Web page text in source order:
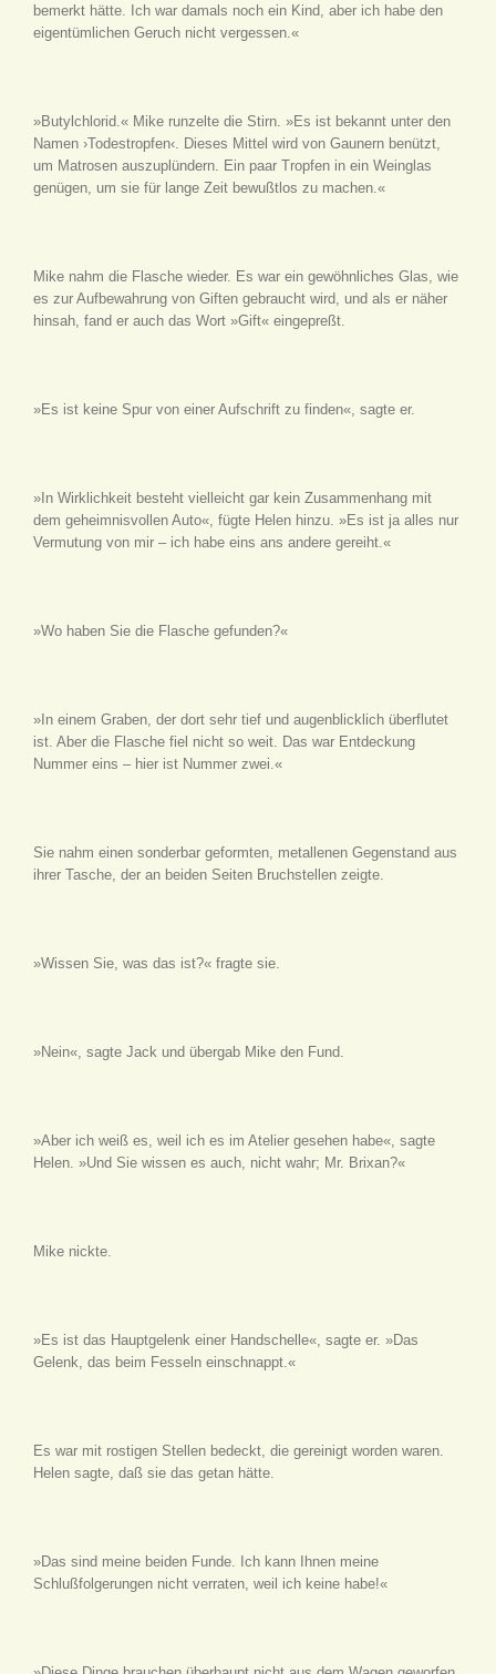
bemerkt hätte. Ich war damals noch ein Kind, aber ich habe den
eigentümlichen Geruch nicht vergessen.«
»Butylchlorid.« Mike runzelte die Stirn. »Es ist bekannt unter den
Namen ›Todestropfen‹. Dieses Mittel wird von Gaunern benützt,
um Matrosen auszuplündern. Ein paar Tropfen in ein Weinglas
genügen, um sie für lange Zeit bewußtlos zu machen.«
Mike nahm die Flasche wieder. Es war ein gewöhnliches Glas, wie
es zur Aufbewahrung von Giften gebraucht wird, und als er näher
hinsah, fand er auch das Wort »Gift« eingepreßt.
»Es ist keine Spur von einer Aufschrift zu finden«, sagte er.
»In Wirklichkeit besteht vielleicht gar kein Zusammenhang mit
dem geheimnisvollen Auto«, fügte Helen hinzu. »Es ist ja alles nur
Vermutung von mir – ich habe eins ans andere gereiht.«
»Wo haben Sie die Flasche gefunden?«
»In einem Graben, der dort sehr tief und augenblicklich überflutet
ist. Aber die Flasche fiel nicht so weit. Das war Entdeckung
Nummer eins – hier ist Nummer zwei.«
Sie nahm einen sonderbar geformten, metallenen Gegenstand aus
ihrer Tasche, der an beiden Seiten Bruchstellen zeigte.
»Wissen Sie, was das ist?« fragte sie.
»Nein«, sagte Jack und übergab Mike den Fund.
»Aber ich weiß es, weil ich es im Atelier gesehen habe«, sagte
Helen. »Und Sie wissen es auch, nicht wahr; Mr. Brixan?«
Mike nickte.
»Es ist das Hauptgelenk einer Handschelle«, sagte er. »Das
Gelenk, das beim Fesseln einschnappt.«
Es war mit rostigen Stellen bedeckt, die gereinigt worden waren.
Helen sagte, daß sie das getan hätte.
»Das sind meine beiden Funde. Ich kann Ihnen meine
Schlußfolgerungen nicht verraten, weil ich keine habe!«